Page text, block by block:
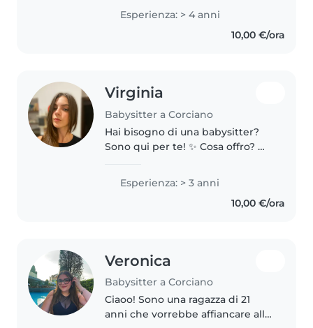
preparazione al concorso. Sono
una ragazza solare e
responsabile. Amo stare con i
Esperienza: > 4 anni
10,00 €/ora
Virginia
Babysitter a Corciano
Hai bisogno di una babysitter?
Sono qui per te! ✨ Cosa offro? 📚
secondaria di primo grado) -
piccole faccende domestiche..
Esperienza: > 3 anni
10,00 €/ora
Veronica
Babysitter a Corciano
Ciaoo! Sono una ragazza di 21
anni che vorrebbe affiancare allo